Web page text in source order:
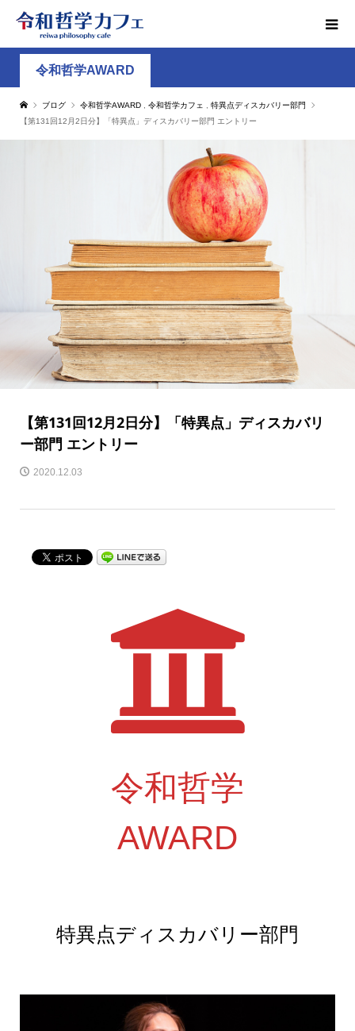
令和哲学AWARD
ブログ 令和哲学AWARD 令和哲学カフェ
特異点ディスカバリー部門
【第131回12月2日分】「特異点」ディスカバリー部門 エントリー
【第131回12月2日分】「特異点」ディスカバリ
ー部門 エントリー
2020.12.03
令和哲学
AWARD
特異点ディスカバリー部門